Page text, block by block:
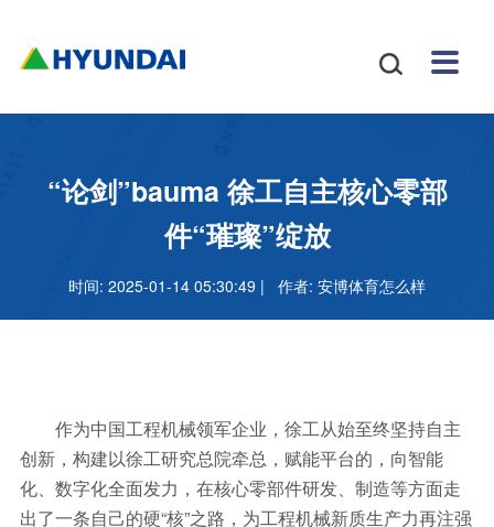

样
机
体育
吗
安博
足球
官网
“论剑”bauma 徐工自主核心零部
件“璀璨”绽放
时间: 2025-01-14 05:30:49 | 作者: 安博体育怎么样
作为中国工程机械领军企业，徐工从始至终坚持自主
创新，构建以徐工研究总院牵总，赋能平台的，向智能
化、数字化全面发力，在核心零部件研发、制造等方面走
出了一条自己的硬“核”之路，为工程机械新质生产力再注强